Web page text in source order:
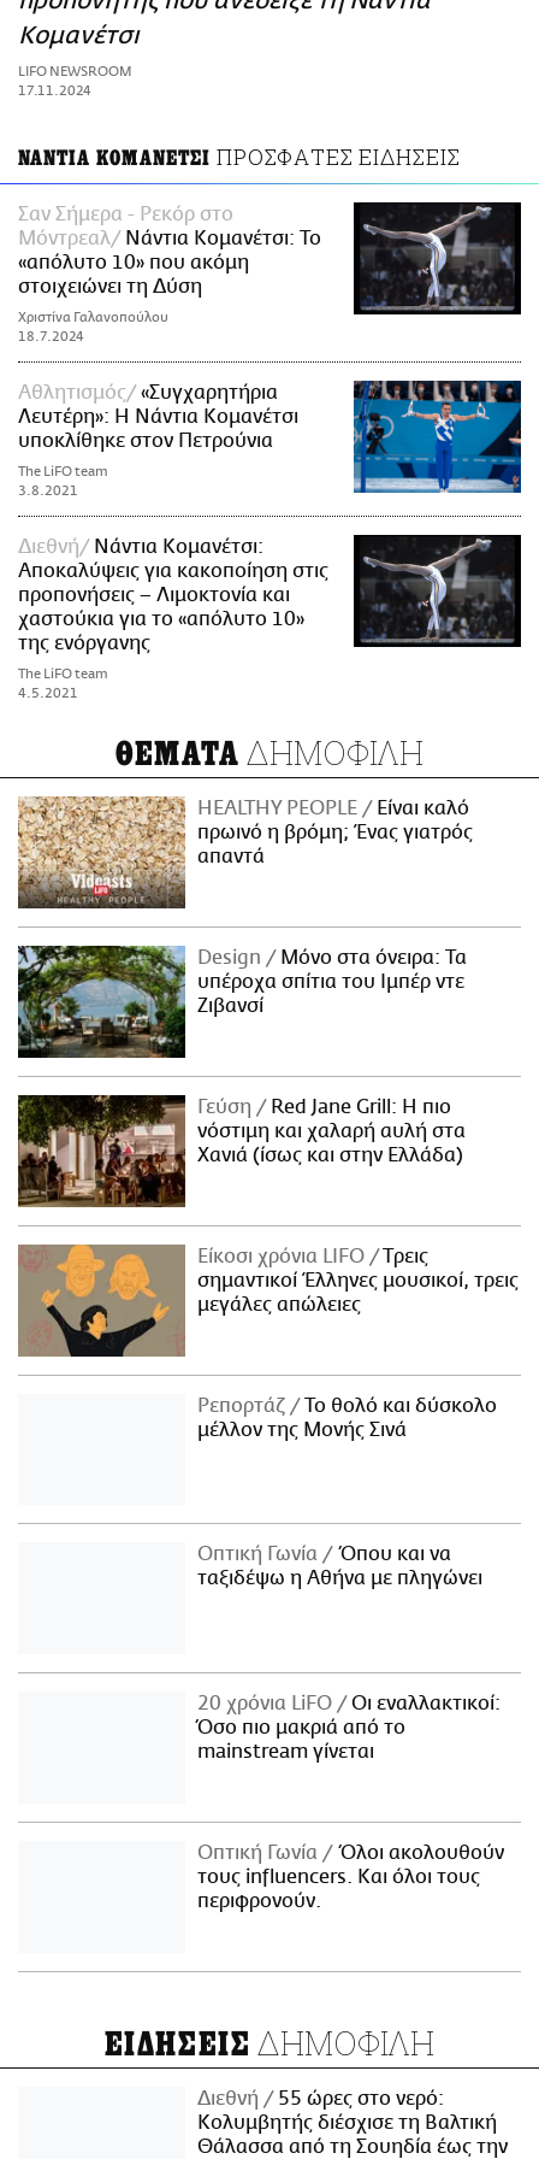
ΑΜΠΑ
PRINT
Κομανέτσι
LIFO NEWSROOM
17.11.2024
ΝΑΝΤΙΑ ΚΟΜΑΝΕΤΣΙ ΠΡΟΣΦΑΤΕΣ ΕΙΔΗΣΕΙΣ
Σαν Σήμερα - Ρεκόρ στο
Μόντρεαλ
Νάντια Κομανέτσι: Το
«απόλυτο 10» που ακόμη
στοιχειώνει τη Δύση
Χριστίνα Γαλανοπούλου
18.7.2024
Αθλητισμός
«Συγχαρητήρια
Λευτέρη»: Η Νάντια Κομανέτσι
υποκλίθηκε στον Πετρούνια
The LiFO team
3.8.2021
Διεθνή
Νάντια Κομανέτσι:
Αποκαλύψεις για κακοποίηση στις
προπονήσεις – Λιμοκτονία και
χαστούκια για το «απόλυτο 10»
της ενόργανης
The LiFO team
4.5.2021
ΘΕΜΑΤΑ ΔΗΜΟΦΙΛΗ
HEALTHY PEOPLE
Είναι καλό
πρωινό η βρόμη; Ένας γιατρός
απαντά
Design
Μόνο στα όνειρα: Τα
υπέροχα σπίτια του Ιμπέρ ντε
Ζιβανσί
Γεύση
Red Jane Grill: Η πιο
νόστιμη και χαλαρή αυλή στα
Χανιά (ίσως και στην Ελλάδα)
Είκοσι χρόνια LIFO
Tρεις
σημαντικοί Έλληνες μουσικοί, τρεις
μεγάλες απώλειες
Ρεπορτάζ
Το θολό και δύσκολο
μέλλον της Μονής Σινά
Οπτική Γωνία
Όπου και να
ταξιδέψω η Αθήνα με πληγώνει
20 χρόνια LiFO
Οι εναλλακτικοί:
Όσο πιο μακριά από το
mainstream γίνεται
Οπτική Γωνία
Όλοι ακολουθούν
τους influencers. Και όλοι τους
περιφρονούν.
ΕΙΔΗΣΕΙΣ ΔΗΜΟΦΙΛΗ
Διεθνή
55 ώρες στο νερό:
Κολυμβητής διέσχισε τη Βαλτική
Θάλασσα από τη Σουηδία έως την